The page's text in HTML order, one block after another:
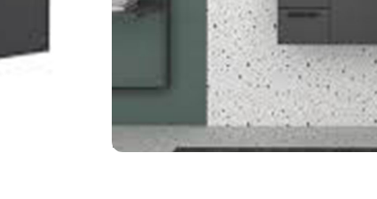
Detalhes Técnicos
59,6x38X33,3cm
Marca:
Cozimax